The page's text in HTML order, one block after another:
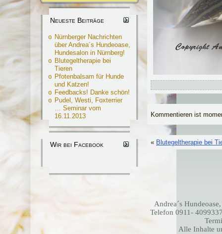
Neueste Beiträge
Nürnberger Nachrichten
über Andrea´s Hundeoase,
Hundesalon in Nürnberg!
Blutegeltherapie bei
Tieren
Pfotenbalsam für Hunde
und Katzen!
Feedbacks! Danke schön!
Pudel, Westi, Foxterrier
… Seminar vom
16.11.2013
Wir bei Facebook
Kommentieren ist
« Blutegeltherapie bei
Andrea´s
Telefon 0911-
Alle Inhalte